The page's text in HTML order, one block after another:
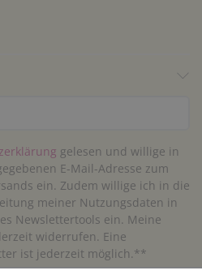
gelesen und willige in
E-Mail-Adresse zum
ein. Zudem willige ich in die
meiner Nutzungsdaten in
Newslettertools ein. Meine
widerrufen. Eine
ist jederzeit möglich.**